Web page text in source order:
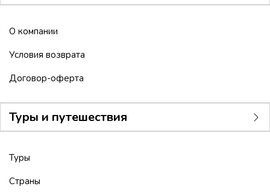
О компании
Условия возврата
Договор-оферта
Туры и путешествия
Туры
Страны